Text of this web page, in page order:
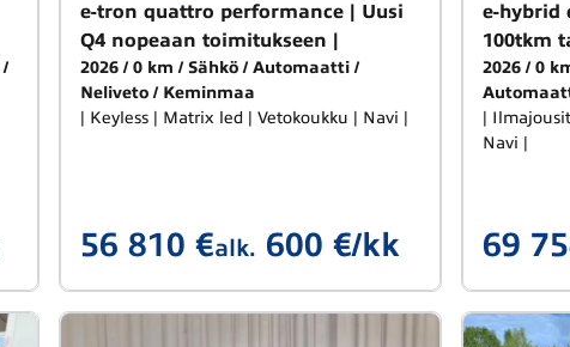
e-tron quattro performance | Uusi
Q4 nopeaan toimitukseen |
2026 0 km Sähkö
Automaatti
Neliveto
Keminmaa
| Keyless | Matrix led | Vetokoukku | Navi |
56 810 €alk. 600 €/kk
e-hybrid
100tkm
2026 0
| Ilmajousitus | Matrix led |
Navi |
69